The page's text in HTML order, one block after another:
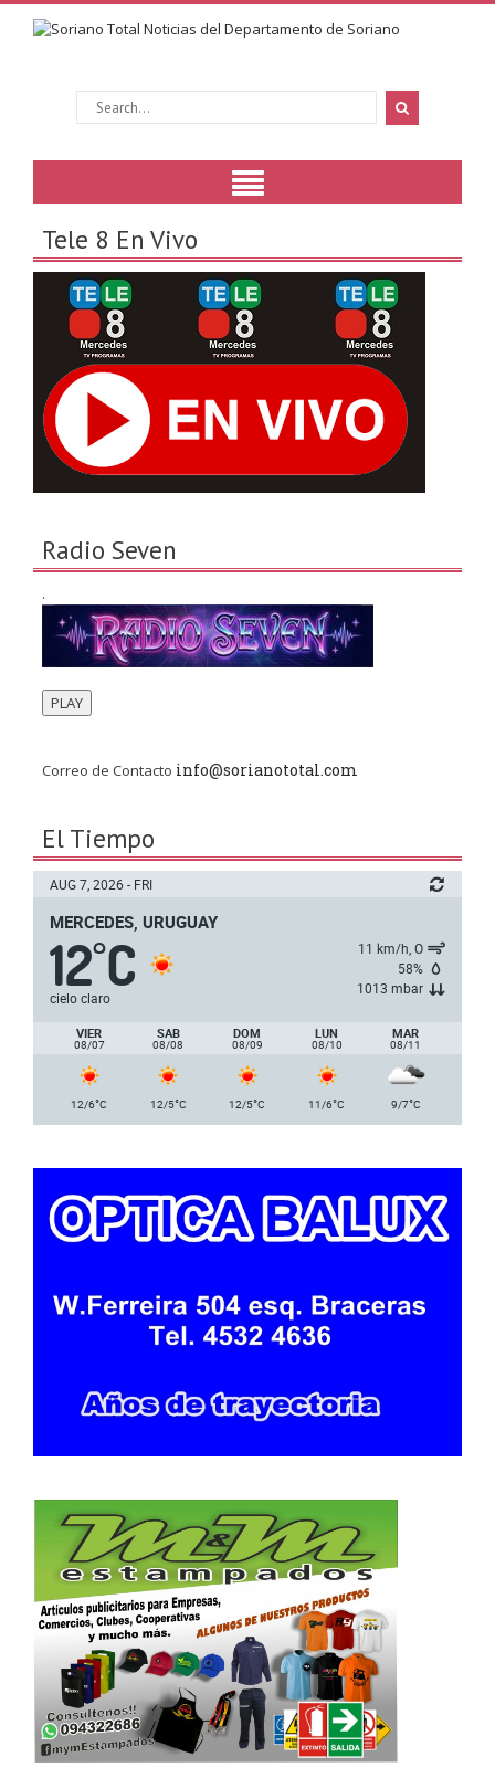
Tele 8 En Vivo
Radio Seven
.
PLAY
Correo de Contacto info@sorianototal.com
El Tiempo
AUG 7, 2026 - FRI
MERCEDES, URUGUAY
12°C
cielo claro
11 km/h, O
58%
1013 mbar
VIER
08/07
SAB
08/08
DOM
08/09
LUN
08/10
MAR
08/11
12/6°C 12/5°C 12/5°C 11/6°C 9/7°C